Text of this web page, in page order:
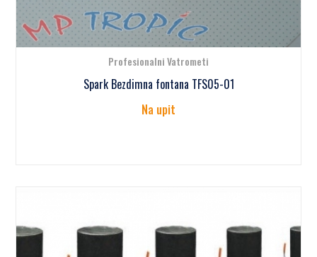
Profesionalni Vatrometi
Spark Bezdimna fontana TFS05-01
Na upit